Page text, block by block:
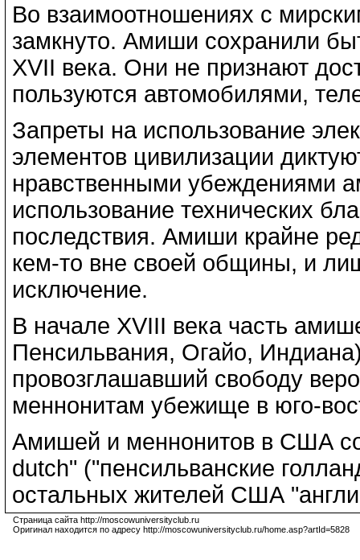
Во взаимоотношениях с
замкнуто. Амиши сохранили
XVII века. Они не признают
пользуются автомобилями,
Запреты на использование
элементов цивилизации
нравственными убеждениями
использование технических
последствия. Амиши крайне
кем-то вне своей общины, и
исключение.
В начале XVIII века часть
Пенсильвания, Огайо,
провозглашавший свободу
меннонитам убежище в юго-
Амишей и меннонитов в США
dutch" ("пенсильванские
остальных жителей США
Страница сайта http://moscowuniversityclub.ru
Оригинал находится по адресу http://moscowuniversityclub.ru/home.asp?artId=5828